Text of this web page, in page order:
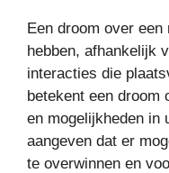
Een droom over
hebben, afhankelijk
interacties die
betekent een droom
en mogelijkheden in
aangeven dat er
te overwinnen en